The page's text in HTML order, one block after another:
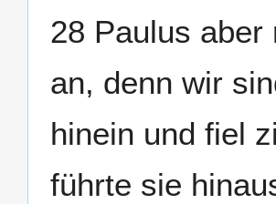
28 Paulus
an, denn wir
hinein und fiel
führte sie